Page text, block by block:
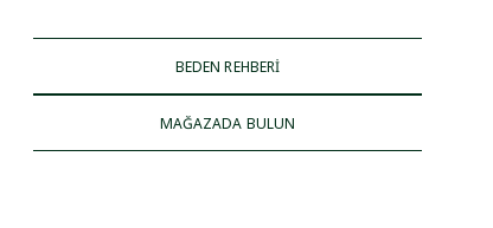
BEDEN REHBERİ
MAĞAZADA BULUN